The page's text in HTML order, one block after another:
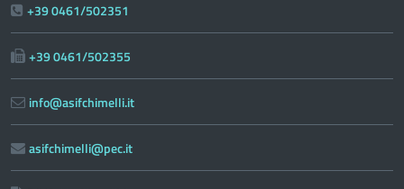
+39 0461/502351
+39 0461/502355
info@asifchimelli.it
asifchimelli@pec.it